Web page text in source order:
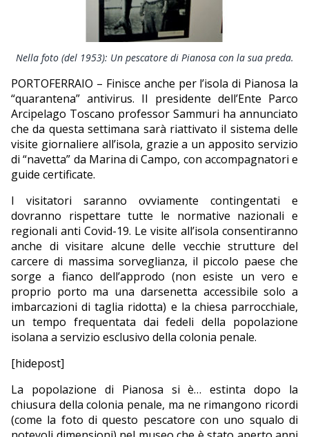
Nella foto (del 1953): Un pescatore di Pianosa con la sua preda.
PORTOFERRAIO – Finisce anche per l’isola di Pianosa la
“quarantena” antivirus. Il presidente dell’Ente Parco
Arcipelago Toscano professor Sammuri ha annunciato
che da questa settimana sarà riattivato il sistema delle
visite giornaliere all’isola, grazie a un apposito servizio
di “navetta” da Marina di Campo, con accompagnatori e
guide certificate.
I visitatori saranno ovviamente contingentati e
dovranno rispettare tutte le normative nazionali e
regionali anti Covid-19. Le visite all’isola consentiranno
anche di visitare alcune delle vecchie strutture del
carcere di massima sorveglianza, il piccolo paese che
sorge a fianco dell’approdo (non esiste un vero e
proprio porto ma una darsenetta accessibile solo a
imbarcazioni di taglia ridotta) e la chiesa parrocchiale,
un tempo frequentata dai fedeli della popolazione
isolana a servizio esclusivo della colonia penale.
[hidepost]
La popolazione di Pianosa si è… estinta dopo la
chiusura della colonia penale, ma ne rimangono ricordi
(come la foto di questo pescatore con uno squalo di